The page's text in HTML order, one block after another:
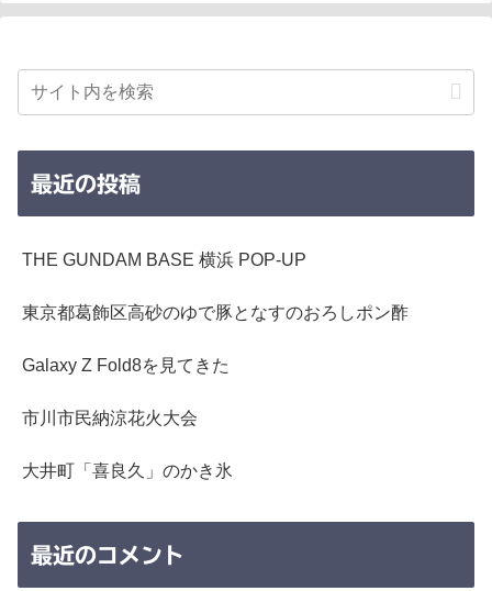
最近の投稿
THE GUNDAM BASE 横浜 POP-UP
東京都葛飾区高砂のゆで豚となすのおろしポン酢
Galaxy Z Fold8を見てきた
市川市民納涼花火大会
大井町「喜良久」のかき氷
最近のコメント